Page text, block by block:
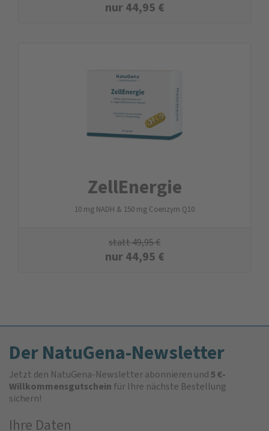
nur44,95 €
ZellEnergie
10 mg NADH & 150 mg Coenzym Q10
statt49,95€
nur44,95 €
Der NatuGena-Newsletter
Jetzt den NatuGena-Newsletter abonnieren und5 €-
Willkommensgutschein für Ihre nächste Bestellung
sichern!
Ihre Daten